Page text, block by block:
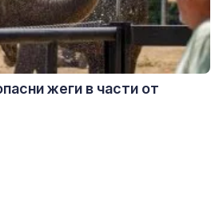
жеги в части от